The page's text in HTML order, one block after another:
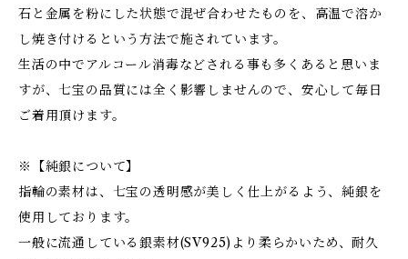
石と金属を粉にした状態で混ぜ合わせたものを、高温で溶か
し焼き付けるという方法で施されています。
生活の中でアルコール消毒などされる事も多くあると思いま
すが、七宝の品質には全く影響しませんので、安心して毎日
ご着用頂けます。
※【純銀について】
指輪の素材は、七宝の透明感が美しく仕上がるよう、純銀を
使用しております。
一般に流通している銀素材(SV925)より柔らかいため、耐久